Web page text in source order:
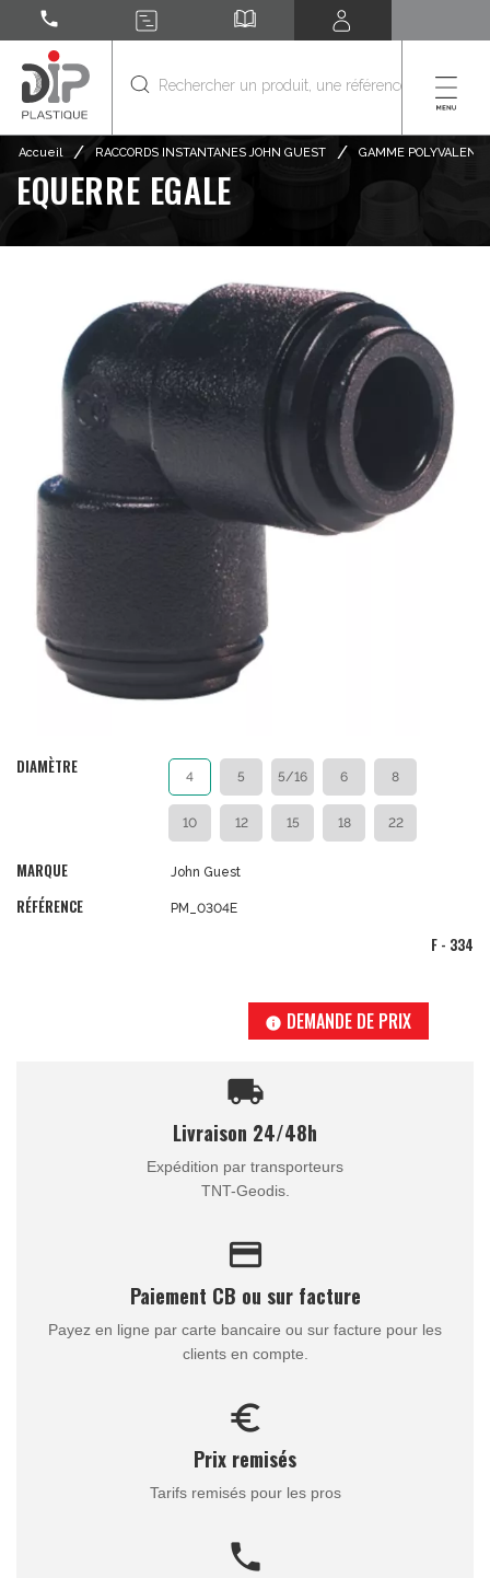
call
Accueil / RACCORDS INSTANTANES JOHN GUEST / GAMME POLYVALENT
EQUERRE EGALE
DIAMÈTRE 4 5 5/16 6 8
10 12 15 18 22
MARQUE John Guest
RÉFÉRENCE PM_0304E
F - 334
info DEMANDE DE PRIX
local_shipping
Livraison 24/48h
Expédition par transporteurs
TNT-Geodis.
credit_card
Paiement CB ou sur facture
Payez en ligne par carte bancaire ou sur facture pour les
clients en compte.
euro_symbol
Prix remisés
Tarifs remisés pour les pros
call